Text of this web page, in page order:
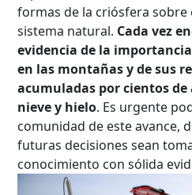
formas de la criósfera sobre
sistema natural. Cada vez
evidencia de la
en las montañas y de sus
acumuladas por cientos de
nieve y hielo. Es urgente
comunidad de este avance,
futuras decisiones sean
conocimiento con sólida